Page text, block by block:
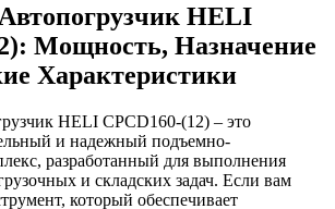
HELI
Мощность, Назначение
Характеристики
HELI CPCD160-(12) – это
и надежный подъемно-
разработанный для выполнения
и складских задач. Если вам
который обеспечивает